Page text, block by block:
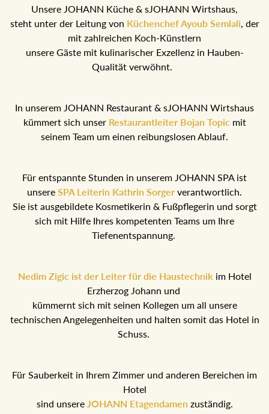
Unsere JOHANN Küche & sJOHANN Wirtshaus,
steht unter der Leitung von Küchenchef Ayoub Semlali, der
mit zahlreichen Koch-Künstlern
unsere Gäste mit kulinarischer Exzellenz in Hauben-
Qualität verwöhnt.
In unserem JOHANN Restaurant & sJOHANN Wirtshaus
kümmert sich unser Restaurantleiter Bojan Topic mit
seinem Team um einen reibungslosen Ablauf.
Für entspannte Stunden in unserem JOHANN SPA ist
unsere SPA Leiterin Kathrin Sorger verantwortlich.
Sie ist ausgebildete Kosmetikerin & Fußpflegerin und sorgt
sich mit Hilfe Ihres kompetenten Teams um Ihre
Tiefenentspannung.
Nedim Zigic ist der Leiter für die Haustechnik im Hotel
Erzherzog Johann und
kümmernt sich mit seinen Kollegen um all unsere
technischen Angelegenheiten und halten somit das Hotel in
Schuss.
Für Sauberkeit in Ihrem Zimmer und anderen Bereichen im
Hotel
sind unsereJOHANN Etagendamen zuständig.